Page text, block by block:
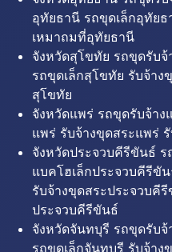
อุทัยธานี รถขุดเล็กอุทัย
เหมาถมที่อุทัยธานี
จังหวัดสุโขทัย รถขุดรับ
รถขุดเล็กสุโขทัย รับจ้า
สุโขทัย
จังหวัดแพร่ รถขุดรับจ้าง
แพร่ รับจ้างขุดสระแพร่
จังหวัดประจวบคีรีขันธ์
แบคโฮเล็กประจวบคีรีขั
รับจ้างขุดสระประจวบคี
ประจวบคีรีขันธ์
จังหวัดจันทบุรี รถขุดรับ
รถขุดเล็กจันทบุรี รับจ้า